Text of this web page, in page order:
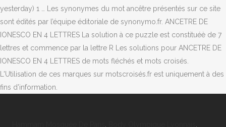
yesterday) 1 … Les synonymes du mot ancêtre présentés sur ce site
sont édités par l’équipe éditoriale de synonymo.fr. ANCETRE DE
IONESCO EN 4 LETTRES La solution à ce puzzle est constituéè de 7
lettres et commence par la lettre R Les solutions pour ANCETRE DE
IONESCO EN 4 LETTRES de mots fléchés et mots croisés.
L'Utilisation de ces marques sur motscroisés.fr est uniquement à des
fins d'information.